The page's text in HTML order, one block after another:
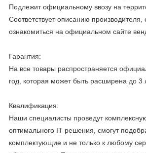
Подлежит официальному ввозу на
Соответствует описанию
ознакомиться на официальном сайте
Гарантия:
На все товары распространяется
год, которая может быть расширена до 3
Квалификация:
Наши специалисты проведут
оптимального IT решения, смогут
комплектующие и не только к любому